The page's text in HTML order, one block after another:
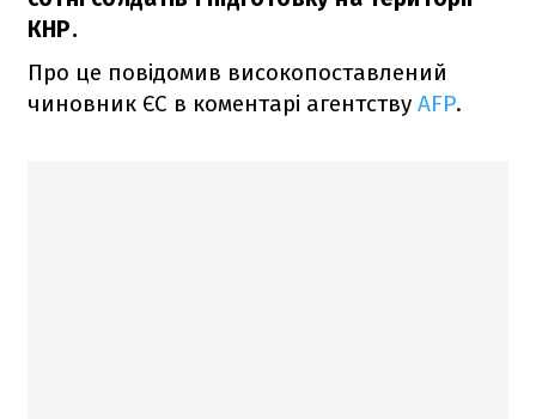
КНР.
Про це повідомив високопоставлений
чиновник ЄС в коментарі агентству AFP.